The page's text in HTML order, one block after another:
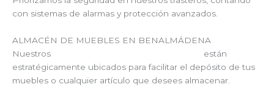
con sistemas de alarmas y protección avanzados.
ALMACÉN DE MUEBLES EN BENALMÁDENA
Nuestros
están
estratégicamente ubicados para facilitar el depósito de tus
muebles o cualquier artículo que desees almacenar.